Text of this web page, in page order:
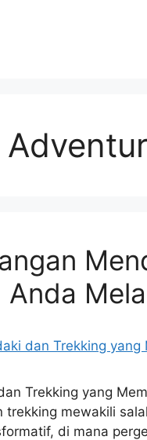
Trekking yang
mewakili
di mana